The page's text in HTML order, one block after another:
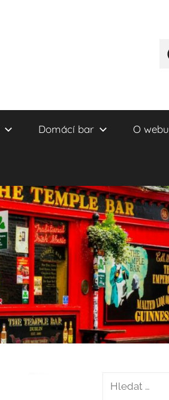
Domácí bar O webu
Hledat: